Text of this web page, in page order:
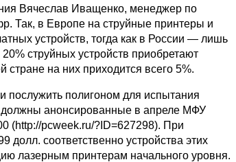
Вячеслав Иващенко, менеджер по
Так, в Европе на струйные принтеры и
устройств, тогда как в России — лишь
струйных устройств приобретают
стране на них приходится всего 5%.
послужить полигоном для испытания
анонсированные в апреле МФУ
(http://pcweek.ru/?ID=627298). При
долл. соответственно устройства этих
лазерным принтерам начального уровня.